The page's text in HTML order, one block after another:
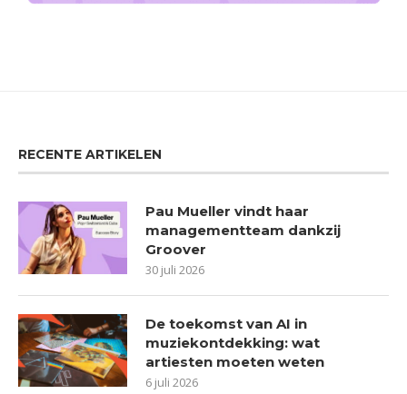
RECENTE ARTIKELEN
Pau Mueller vindt haar
managementteam dankzij
Groover
30 juli 2026
De toekomst van AI in
muziekontdekking: wat
artiesten moeten weten
6 juli 2026